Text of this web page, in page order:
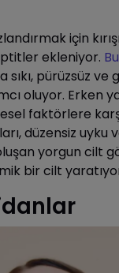
için
ekleniyor.
sıkı, pürüzsüz ve
oluyor. Erken
faktörlere
düzensiz uyku
yorgun cilt
bir cilt